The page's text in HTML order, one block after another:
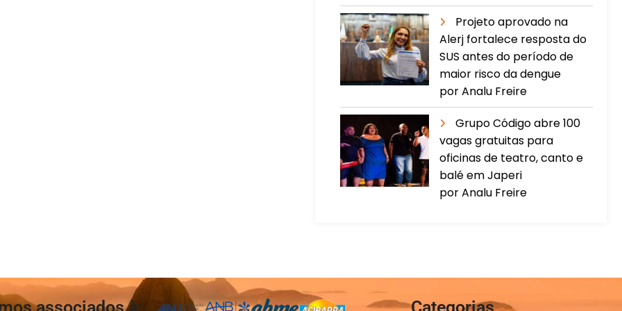
Projeto aprovado na
Alerj fortalece resposta do
SUS antes do período de
maior risco da dengue
por Analu Freire
Grupo Código abre 100
vagas gratuitas para
oficinas de teatro, canto e
balé em Japeri
por Analu Freire